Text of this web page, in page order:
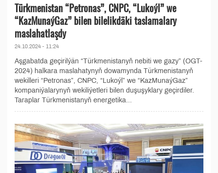
Türkmenistan “Petronas”, CNPC, “Lukoýl” we
“KazMunaýGaz” bilen bilelikdäki taslamalary
maslahatlaşdy
24.10.2024 - 11:24
Aşgabatda geçirilýän “Türkmenistanyň nebiti we gazy” (OGT-
2024) halkara maslahatynyň dowamynda Türkmenistanyň
wekilleri “Petronas”, CNPC, “Lukoýl” we “KazMunaýGaz”
kompaniýalarynyň wekiliýetleri bilen duşuşyklary geçirdiler.
Taraplar Türkmenistanyň energetika...